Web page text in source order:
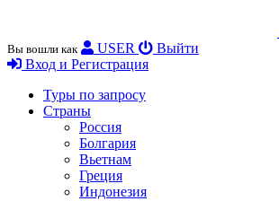
Вы вошли как USER
Выйти
Вход и Регистрация
Туры по запросу
Страны
Россия
Болгария
Вьетнам
Греция
Индонезия